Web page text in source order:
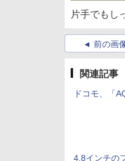
片手でもし
前の画
関連記事
ドコモ、「
4.8インチの